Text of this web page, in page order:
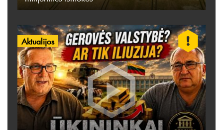
Aktualijos